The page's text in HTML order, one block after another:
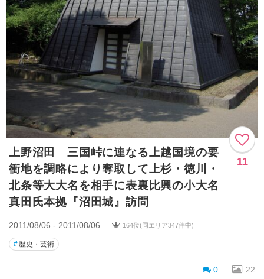
上野沼田 三国峠に連なる上越国境の要
衝地を調略により奪取して上杉・徳川・
北条等大大名を相手に表裏比興の小大名
真田氏本拠『沼田城』訪問
11
2011/08/06 - 2011/08/06 164位(同エリア347件中)
#歴史・芸術
0 22